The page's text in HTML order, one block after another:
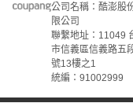
公司名稱：酷澎股
限公司
聯繫地址：11049
市信義區信義路五
號13樓之1
統編：91002999